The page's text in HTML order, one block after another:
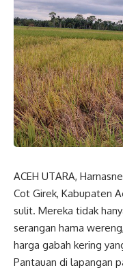
ACEH UTARA,
Cot Girek, Kabupaten
sulit. Mereka tidak
serangan hama
harga gabah kering
Pantauan di lapangan